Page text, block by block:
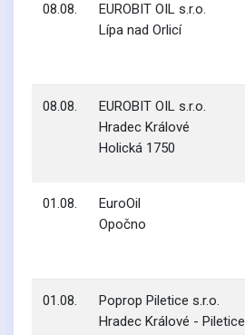
08.08.
EUROBIT OIL s.r.o.
Lípa nad Orlicí
08.08.
EUROBIT OIL s.r.o.
Hradec Králové
Holická 1750
01.08.
EuroOil
Opočno
01.08.
Poprop Piletice s.r.o.
Hradec Králové - Piletice